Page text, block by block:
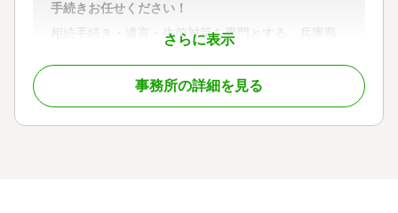
神戸市内、芦屋市、西宮市、尼崎市、明石市
対応業務
遺言書 / 遺産分割 / 相続財産調査 / 成年後見 / 家族信
対応体制
さらに表示
手続きお任せください！
相続手続き・遺言・生前対策を専門とする、兵庫県
小野市のふしみ行政書士事務所です。法律手続きサ
ービスを通じて、「お客様のお役に立つ」ことに全
力投球いたします。最良のサービスの実現を目指
し、全力で誠実なお手伝いをさせていただきます。
事務所の詳細を見る